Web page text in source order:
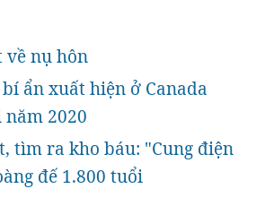
về nụ hôn
ẩn xuất hiện ở Canada
năm 2020
tìm ra kho báu: "Cung điện
đế 1.800 tuổi